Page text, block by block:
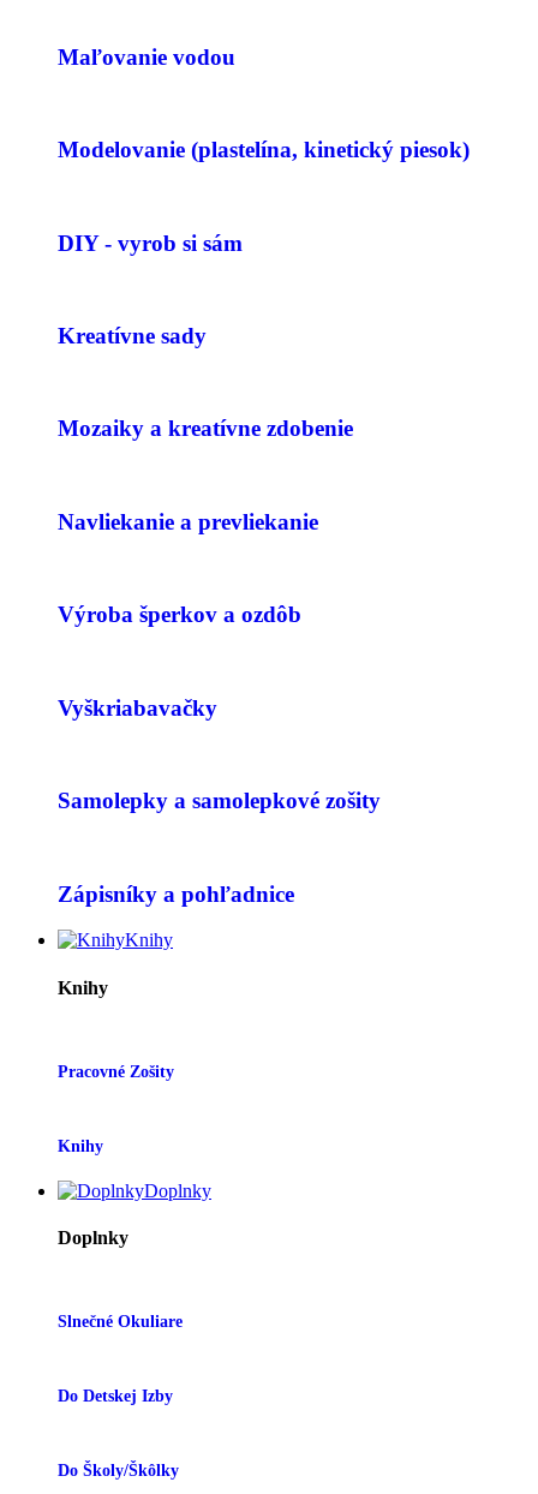
Maľovanie vodou
Modelovanie (plastelína, kinetický piesok)
DIY - vyrob si sám
Kreatívne sady
Mozaiky a kreatívne zdobenie
Navliekanie a prevliekanie
Výroba šperkov a ozdôb
Vyškriabavačky
Samolepky a samolepkové zošity
Zápisníky a pohľadnice
Knihy
Knihy
Pracovné Zošity
Knihy
Doplnky
Doplnky
Slnečné Okuliare
Do Detskej Izby
Do Školy/škôlky